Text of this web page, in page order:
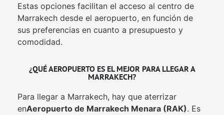
Estas opciones facilitan el acceso al centro de
Marrakech desde el aeropuerto, en función de
sus preferencias en cuanto a presupuesto y
comodidad.
¿QUÉ AEROPUERTO ES EL MEJOR PARA LLEGAR A
MARRAKECH?
Para llegar a Marrakech, hay que aterrizar
enAeropuerto de Marrakech Menara (RAK). Es